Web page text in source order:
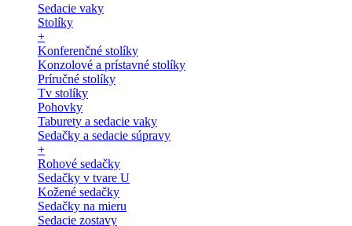
Sedacie vaky
Stolíky
+
Konferenčné stolíky
Konzolové a prístavné stolíky
Príručné stolíky
Tv stolíky
Pohovky
Taburety a sedacie vaky
Sedačky a sedacie súpravy
+
Rohové sedačky
Sedačky v tvare U
Kožené sedačky
Sedačky na mieru
Sedacie zostavy